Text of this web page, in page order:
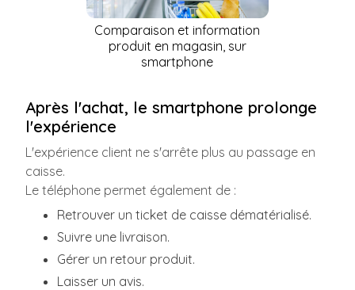
Comparaison et information
produit en magasin, sur
smartphone
Après l'achat, le smartphone prolonge
l'expérience
L'expérience client ne s'arrête plus au passage en
caisse.
Le téléphone permet également de :
Retrouver un ticket de caisse dématérialisé.
Suivre une livraison.
Gérer un retour produit.
Laisser un avis.